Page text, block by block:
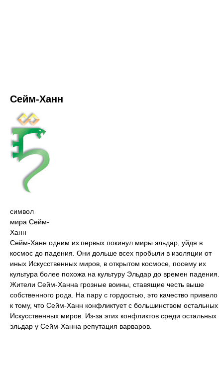
Сейм-Ханн
символ
мира Сейм-
Ханн
Сейм-Ханн одним из первых покинул миры эльдар, уйдя в
космос до падения. Они дольше всех пробыли в изоляции от
иных Искусственных миров, в открытом космосе, посему их
культура более похожа на культуру Эльдар до времен падения.
Жители Сейм-Ханна грозные воины, ставящие честь выше
собственного рода. На пару с гордостью, это качество привело
к тому, что Сейм-Ханн конфликтует с большинством остальных
Искусственных миров. Из-за этих конфликтов среди остальных
эльдар у Сейм-Ханна репутация варваров.